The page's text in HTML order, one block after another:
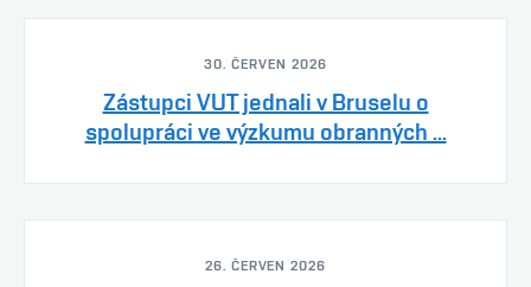
30. ČERVEN 2026
Zástupci VUT jednali v Bruselu o
spolupráci ve výzkumu obranných ...
26. ČERVEN 2026